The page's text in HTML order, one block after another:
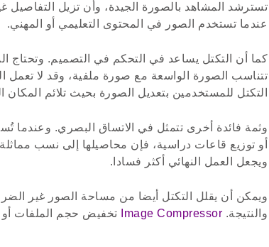
تسترشد المشاهد بالصورة الجيدة، وأن تزيل
عندما تستخدم الصور في المحتوى التعليمي أو المهني.
كما أن التكتل يساعد في التحكم في التصميم. وتحتاج
تتناسب الصورة الواسعة مع صورة ملفية، وقد لا تعمل
التكتل للمستخدمين بتعديل الصورة بحيث تلائم
وثمة فائدة أخرى تتمثل في الاتساق البصري.
أو توزيع قاعات دراسية، فإن محاصيلها إلى نسب
ويجعل العمل النهائي أكثر فسادا.
ويمكن أن يقلل التكتل أيضا من مساحة الصور غير
والنتيجة. Image Compressor تخفيض حجم الملفات أو